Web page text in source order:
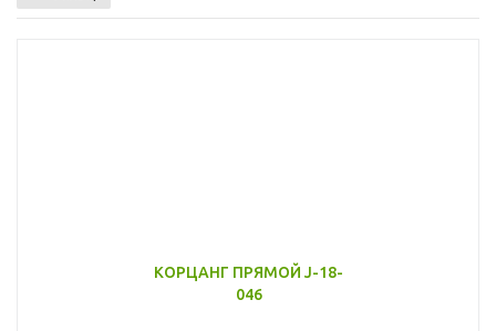
КОРЦАНГ ПРЯМОЙ J-18-
046